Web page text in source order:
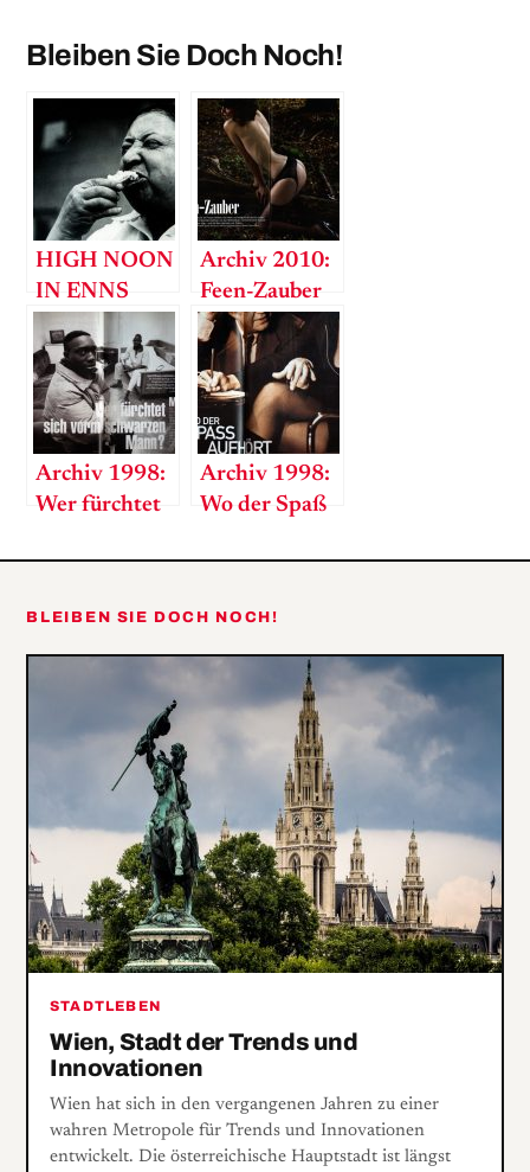
Bleiben Sie Doch Noch!
HIGH NOON
IN ENNS
Archiv 2010:
Feen-Zauber
Archiv 1998:
Wer fürchtet
schwarzen
Archiv 1998:
Wo der Spaß
BLEIBEN SIE DOCH NOCH!
STADTLEBEN
Wien, Stadt der Trends und
Innovationen
Wien hat sich in den vergangenen Jahren zu einer
wahren Metropole für Trends und Innovationen
entwickelt. Die österreichische Hauptstadt ist längst